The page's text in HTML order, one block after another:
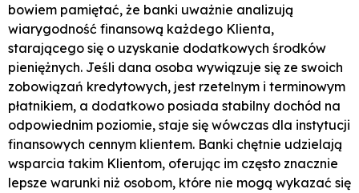
bowiem pamiętać, że banki uważnie analizują
wiarygodność finansową każdego Klienta,
starającego się o uzyskanie dodatkowych środków
pieniężnych. Jeśli dana osoba wywiązuje się ze swoich
zobowiązań kredytowych, jest rzetelnym i terminowym
płatnikiem, a dodatkowo posiada stabilny dochód na
odpowiednim poziomie, staje się wówczas dla instytucji
finansowych cennym klientem. Banki chętnie udzielają
wsparcia takim Klientom, oferując im często znacznie
lepsze warunki niż osobom, które nie mogą wykazać się